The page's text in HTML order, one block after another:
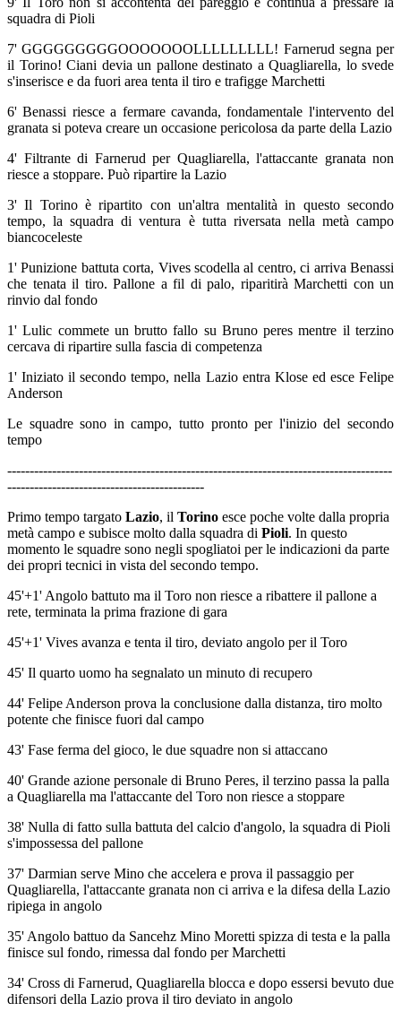
squadra di Pioli
7' GGGGGGGGGOOOOOOOLLLLLLLLL! Farnerud segna per
il Torino! Ciani devia un pallone destinato a Quagliarella, lo svede
s'inserisce e da fuori area tenta il tiro e trafigge Marchetti
6' Benassi riesce a fermare cavanda, fondamentale l'intervento del
granata si poteva creare un occasione pericolosa da parte della Lazio
4' Filtrante di Farnerud per Quagliarella, l'attaccante granata non
riesce a stoppare. Può ripartire la Lazio
3' Il Torino è ripartito con un'altra mentalità in questo secondo
tempo, la squadra di ventura è tutta riversata nella metà campo
biancoceleste
1' Punizione battuta corta, Vives scodella al centro, ci arriva Benassi
che tenata il tiro. Pallone a fil di palo, riparitirà Marchetti con un
rinvio dal fondo
1' Lulic commete un brutto fallo su Bruno peres mentre il terzino
cercava di ripartire sulla fascia di competenza
1' Iniziato il secondo tempo, nella Lazio entra Klose ed esce Felipe
Anderson
Le squadre sono in campo, tutto pronto per l'inizio del secondo
tempo
--------------------------------------------------------------------------------------
--------------------------------------------
Primo tempo targato Lazio, il Torino esce poche volte dalla propria
metà campo e subisce molto dalla squadra di Pioli. In questo
momento le squadre sono negli spogliatoi per le indicazioni da parte
dei propri tecnici in vista del secondo tempo.
45'+1' Angolo battuto ma il Toro non riesce a ribattere il pallone a
rete, terminata la prima frazione di gara
45'+1' Vives avanza e tenta il tiro, deviato angolo per il Toro
45' Il quarto uomo ha segnalato un minuto di recupero
44' Felipe Anderson prova la conclusione dalla distanza, tiro molto
potente che finisce fuori dal campo
43' Fase ferma del gioco, le due squadre non si attaccano
40' Grande azione personale di Bruno Peres, il terzino passa la palla
a Quagliarella ma l'attaccante del Toro non riesce a stoppare
38' Nulla di fatto sulla battuta del calcio d'angolo, la squadra di Pioli
s'impossessa del pallone
37' Darmian serve Mino che accelera e prova il passaggio per
Quagliarella, l'attaccante granata non ci arriva e la difesa della Lazio
ripiega in angolo
35' Angolo battuo da Sancehz Mino Moretti spizza di testa e la palla
finisce sul fondo, rimessa dal fondo per Marchetti
34' Cross di Farnerud, Quagliarella blocca e dopo essersi bevuto due
difensori della Lazio prova il tiro deviato in angolo